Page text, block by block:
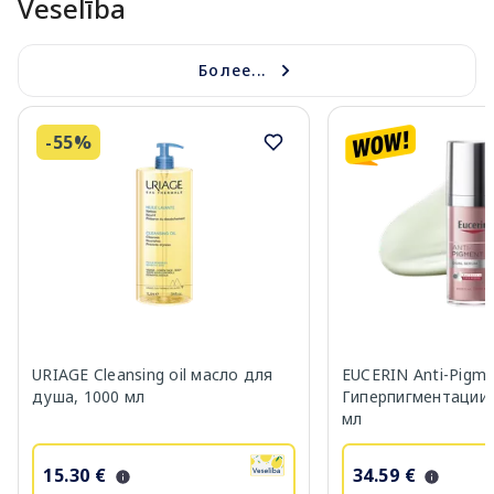
Veselība
Более...
-55%
URIAGE Cleansing oil масло для
душа, 1000 мл
15.30 €
EUCERIN Anti-
мл
34.59 €